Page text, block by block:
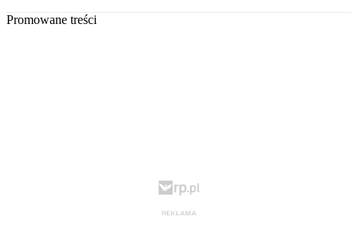
Promowane treści